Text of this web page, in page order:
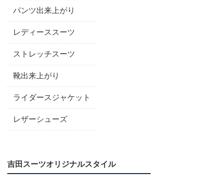
パンツ出来上がり
レディーススーツ
ストレッチスーツ
靴出来上がり
ライダースジャケット
レザーシューズ
吉田スーツオリジナルスタイル